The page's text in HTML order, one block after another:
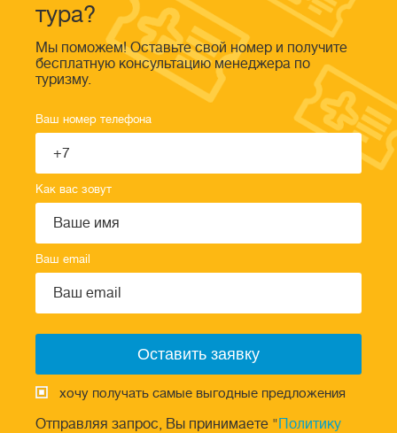
тура?
Мы поможем! Оставьте свой номер и получите
бесплатную консультацию менеджера по
туризму.
Ваш номер телефона
Как вас зовут
Ваш email
хочу получать самые выгодные предложения
Отправляя запрос, Вы принимаете "Политику